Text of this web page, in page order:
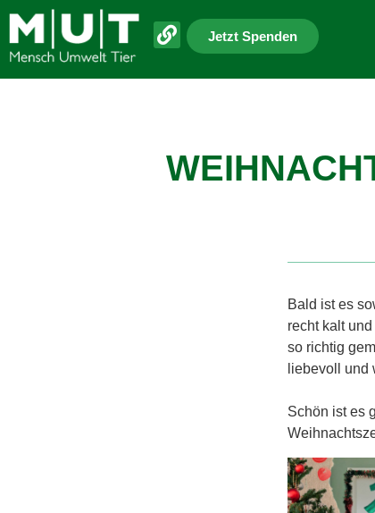
Jetzt Spenden
Bald ist es
recht kalt
so richtig
liebevoll und
Schön ist es